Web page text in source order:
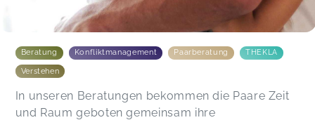
Beratung Konfliktmanagement Paarberatung THEKLA
Verstehen
In unseren Beratungen bekommen die Paare Zeit
und Raum geboten gemeinsam ihre